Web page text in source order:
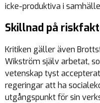
icke-produktiva i
Skillnad på
Kritiken gäller även
Wikström själv arbetat,
vetenskap tyst
regeringar att ha
utgångspunkt för sin